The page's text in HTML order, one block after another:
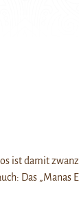
ist damit
Das „Manas